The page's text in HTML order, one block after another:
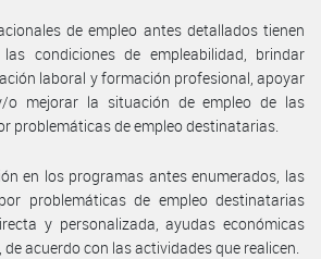
de empleo antes detallados tienen
condiciones de empleabilidad, brindar
laboral y formación profesional, apoyar
o mejorar la situación de empleo de las
problemáticas de empleo destinatarias.
en los programas antes enumerados, las
problemáticas de empleo destinatarias
y personalizada, ayudas económicas
acuerdo con las actividades que realicen.